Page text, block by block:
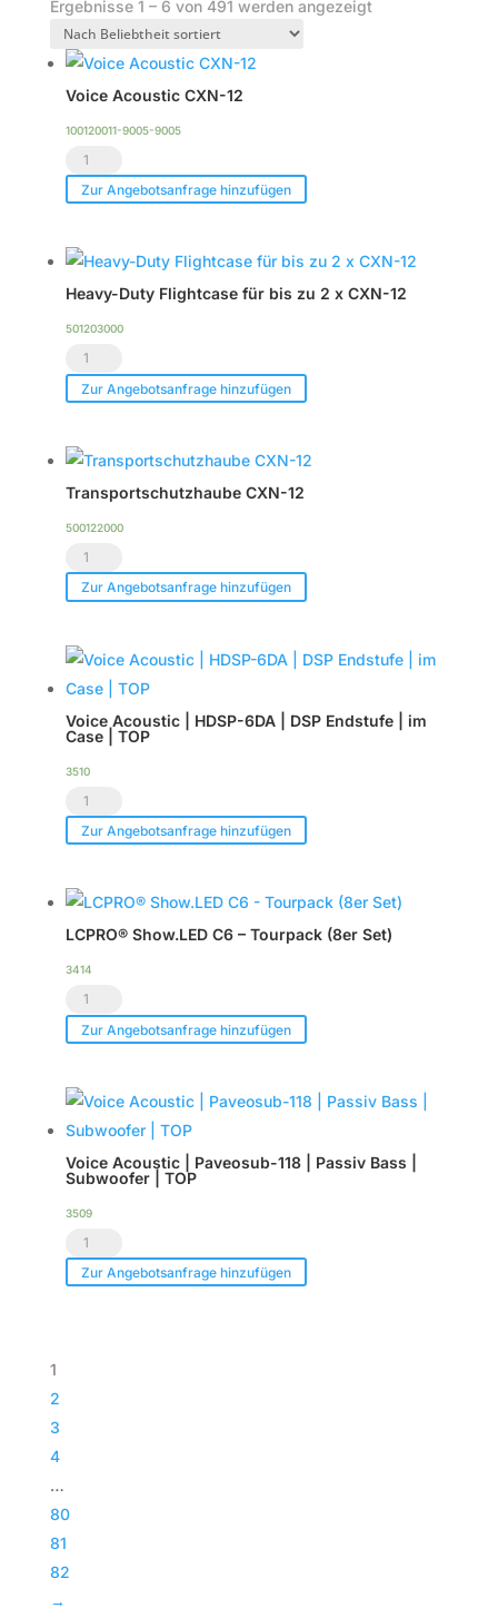
Ergebnisse 1 – 6 von 491 werden angezeigtNach
Voice Acoustic CXN-12
100120011-9005-9005
Voice
Acoustic
12
Menge
Zur Angebotsanfrage hinzufügen
Heavy-Duty Flightcase für bis zu 2 x CXN-12
501203000
Heavy-
Duty
für
bis
zu
2
CXN-
Menge
Zur Angebotsanfrage hinzufügen
Transportschutzhaube CXN-12
500122000
Transportschutzhaube
CXN-
Menge
Zur Angebotsanfrage hinzufügen
Voice Acoustic | HDSP-6DA | DSP Endstufe | im
Case | TOP
3510
Voice
Acoustic
HDSP-
6DA
|
DSP
Endstufe
Case
Menge
Zur Angebotsanfrage hinzufügen
LCPRO® Show.LED C6 – Tourpack (8er Set)
3414
LCPRO®
Show.LED
-
Tourpack
(8er
Set)
Zur Angebotsanfrage hinzufügen
Voice Acoustic | Paveosub-118 | Passiv Bass |
Subwoofer | TOP
3509
Voice
Acoustic
Zur Angebotsanfrage hinzufügen
1
2
3
4
…
80
81
82
→